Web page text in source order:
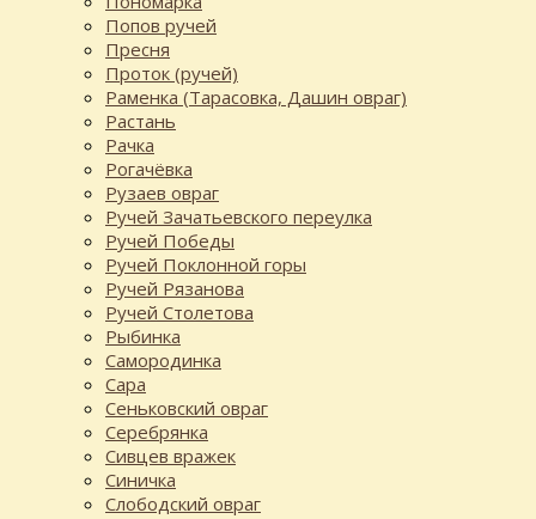
Попов ручей
Пресня
Проток (ручей)
Раменка (Тарасовка, Дашин овраг)
Растань
Рачка
Рогачёвка
Рузаев овраг
Ручей Зачатьевского переулка
Ручей Победы
Ручей Поклонной горы
Ручей Рязанова
Ручей Столетова
Рыбинка
Самородинка
Сара
Сеньковский овраг
Серебрянка
Сивцев вражек
Синичка
Слободский овраг